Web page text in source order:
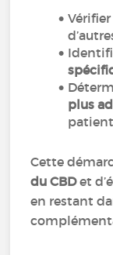
Vérifier
plus
Cette
du CBDet
en restant